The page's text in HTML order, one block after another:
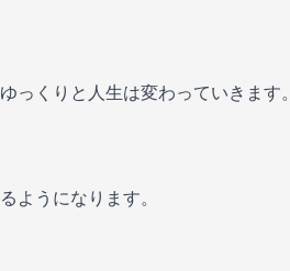
っくりと人生は変わっていきます。
ようになります。